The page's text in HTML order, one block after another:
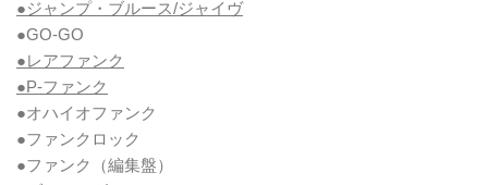
●ジャンプ・ブルース/ジャイヴ
●GO-GO
●レアファンク
●P-ファンク
●オハイオファンク
●ファンクロック
●ファンク
（編集盤）